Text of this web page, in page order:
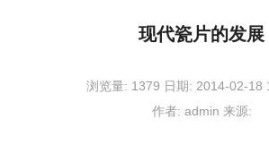
现代瓷片的发展
浏览量: 1379 日期: 2014-02-18
作者: admin 来源: